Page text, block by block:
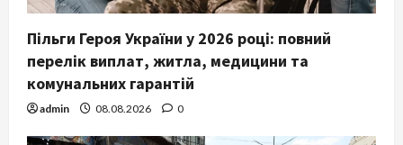
Пільги Героя України у 2026 році: повний
перелік виплат, житла, медицини та
комунальних гарантій
admin 08.08.2026 0